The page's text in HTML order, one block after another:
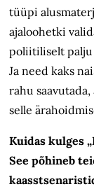
tüüpi
ajaloohetki
poliitiliselt palju
Ja need kaks
rahu
selle
Kuidas kulges
See põhineb